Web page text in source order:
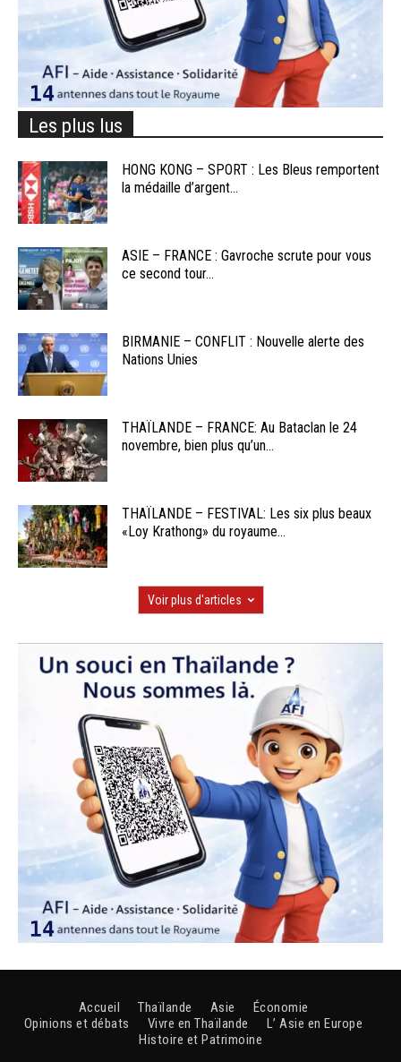
Les plus lus
HONG KONG – SPORT : Les Bleus remportent
la médaille d’argent...
ASIE – FRANCE : Gavroche scrute pour vous
ce second tour...
BIRMANIE – CONFLIT : Nouvelle alerte des
Nations Unies
THAÏLANDE – FRANCE: Au Bataclan le 24
novembre, bien plus qu’un...
THAÏLANDE – FESTIVAL: Les six plus beaux
«Loy Krathong» du royaume...
Voir plus d'articles
Accueil Thaïlande Asie
Économie
Opinions et débats
Vivre en Thaïlande
L’ Asie en Europe
Histoire et Patrimoine